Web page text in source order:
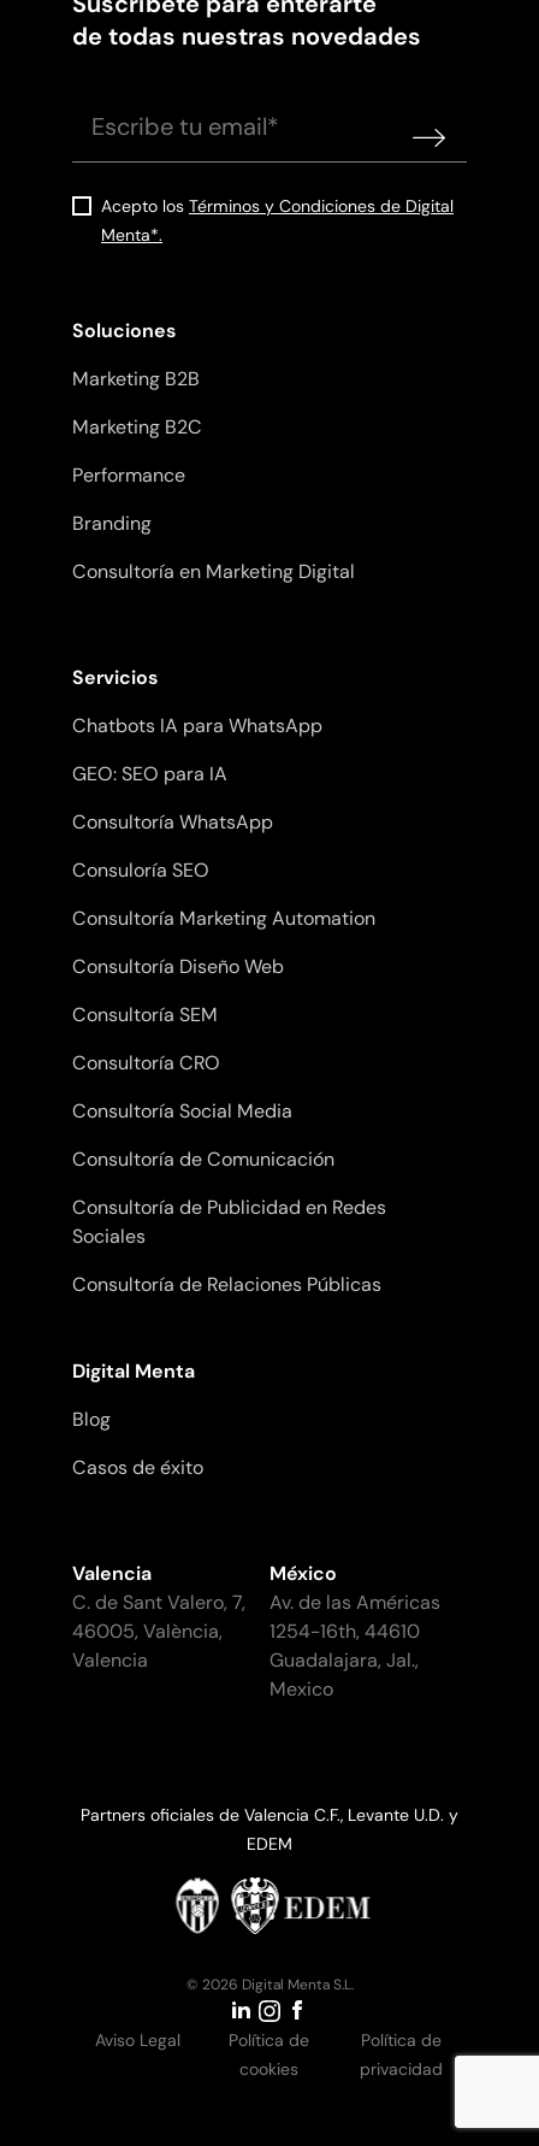
de todas nuestras novedades
Acepto los Términos y Condiciones de Digital
Menta*.
Soluciones
Marketing B2B
Marketing B2C
Performance
Branding
Consultoría en Marketing Digital
Servicios
Chatbots IA para WhatsApp
GEO: SEO para IA
Consultoría WhatsApp
Consuloría SEO
Consultoría Marketing Automation
Consultoría Diseño Web
Consultoría SEM
Consultoría CRO
Consultoría Social Media
Consultoría de Comunicación
Consultoría de Publicidad en Redes
Sociales
Consultoría de Relaciones Públicas
Digital Menta
Blog
Casos de éxito
Valencia
C. de Sant Valero, 7,
46005, València,
Valencia
México
Av. de las Américas
1254-16th, 44610
Guadalajara, Jal.,
Mexico
Partners oficiales de Valencia C.F., Levante U.D. y
EDEM
© 2026 Digital Menta S.L.
Aviso Legal
Política de
cookies
Política de
privacidad